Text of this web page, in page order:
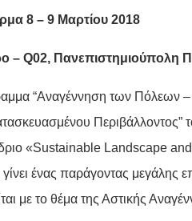
8 – 9 Μαρτίου 2018
– Q02, Πανεπιστημιούπολη
“Αναγέννηση των Πόλεων –
Περιβάλλοντος”
«Sustainable Landscape
ένας παράγοντας μεγάλης
με το θέμα της Αστικής